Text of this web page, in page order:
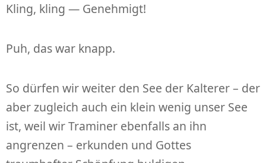
Kling, kling — Genehmigt!
Puh, das war knapp.
So dürfen wir weiter den See der Kalterer – der
aber zugleich auch ein klein wenig unser See
ist, weil wir Traminer ebenfalls an ihn
angrenzen – erkunden und Gottes